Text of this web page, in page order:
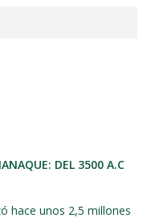
DEL 3500 A.C
hace unos 2,5 millones